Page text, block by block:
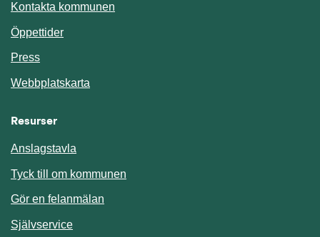
Kontakta kommunen
Öppettider
Press
Webbplatskarta
Resurser
Anslagstavla
Tyck till om kommunen
Gör en felanmälan
SjälvserviceLänk till annan webbplats.